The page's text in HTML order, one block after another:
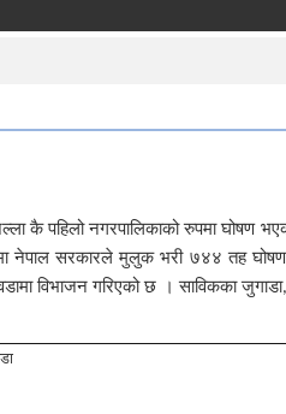
कै पहिलो नगरपालिकाको रुपमा घोषण
नेपाल सरकारले मुलुक भरी ७४४ तह घोषण
विभाजन गरिएको छ । साविकका जुगाडा